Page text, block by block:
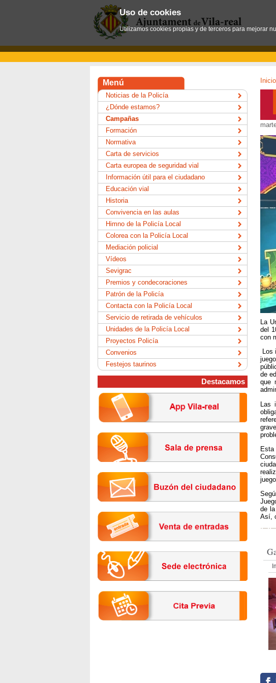
Inicio
La
del
con
Los
de
que
Las
de
Así,
Menú
Noticias de la Policía
¿Dónde estamos?
Campañas
Formación
Normativa
Carta de servicios
Carta europea de seguridad vial
Información útil para el ciudadano
Educación vial
Historia
Convivencia en las aulas
Himno de la Policía Local
Colorea con la Policía Local
Mediación policial
Vídeos
Sevigrac
Premios y condecoraciones
Patrón de la Policía
Contacta con la Policía Local
Servicio de retirada de vehículos
Unidades de la Policía Local
Proyectos Policía
Convenios
Festejos taurinos
Destacamos
Uso de cookies
Utilizamos cookies propias y de terceros para mejorar